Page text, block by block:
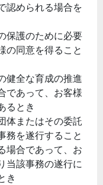
認められる場合を
保護のために必要
の同意を得ること
健全な育成の推進
であって、お客様
るとき
体またはその委託
務を遂行すること
場合であって、お
当該事務の遂行に
き